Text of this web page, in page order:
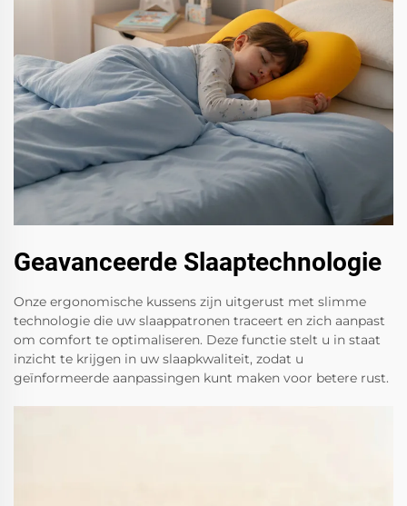
Geavanceerde Slaaptechnologie
Onze ergonomische kussens zijn uitgerust met slimme
technologie die uw slaappatronen traceert en zich aanpast
om comfort te optimaliseren. Deze functie stelt u in staat
inzicht te krijgen in uw slaapkwaliteit, zodat u
geïnformeerde aanpassingen kunt maken voor betere rust.